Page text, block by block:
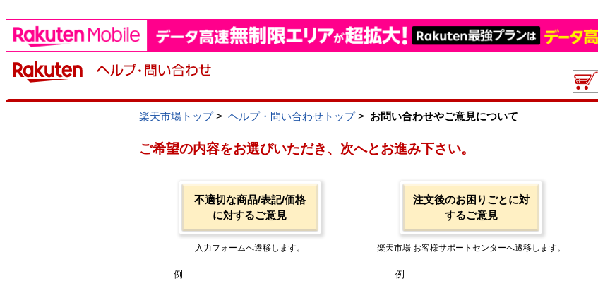
楽天市場トップ> ヘルプ・問い合わせトップ> お問い合わせやご意見について
ご希望の内容をお選びいただき、次へとお進み下さい。
不適切な商品/表記/価格
に対するご意見
入力フォームへ遷移します。
例
注文後のお困りごとに対
するご意見
楽天市場 お客様サポートセンターへ遷移します。
例